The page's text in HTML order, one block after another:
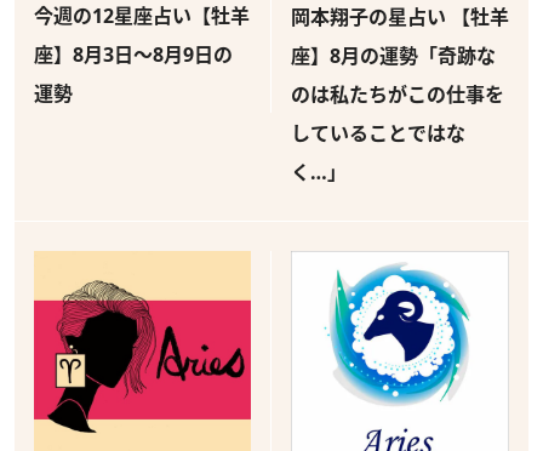
今週の12星座占い【牡羊
座】8月3日～8月9日の
運勢
岡本翔子の星占い 【牡羊
座】8月の運勢「奇跡な
のは私たちがこの仕事を
していることではな
く…」